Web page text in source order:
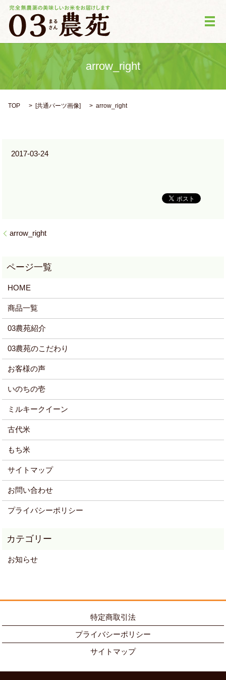
メ
arrow_right
TOP [共通パーツ画像] arrow_right
2017-03-24
arrow_right
HOME
商品一覧
03農苑紹介
03農苑のこだわり
お客様の声
いのちの壱
ミルキークイーン
古代米
もち米
サイトマップ
お問い合わせ
プライバシーポリシー
お知らせ
特定商取引法
プライバシーポリシー
サイトマップ